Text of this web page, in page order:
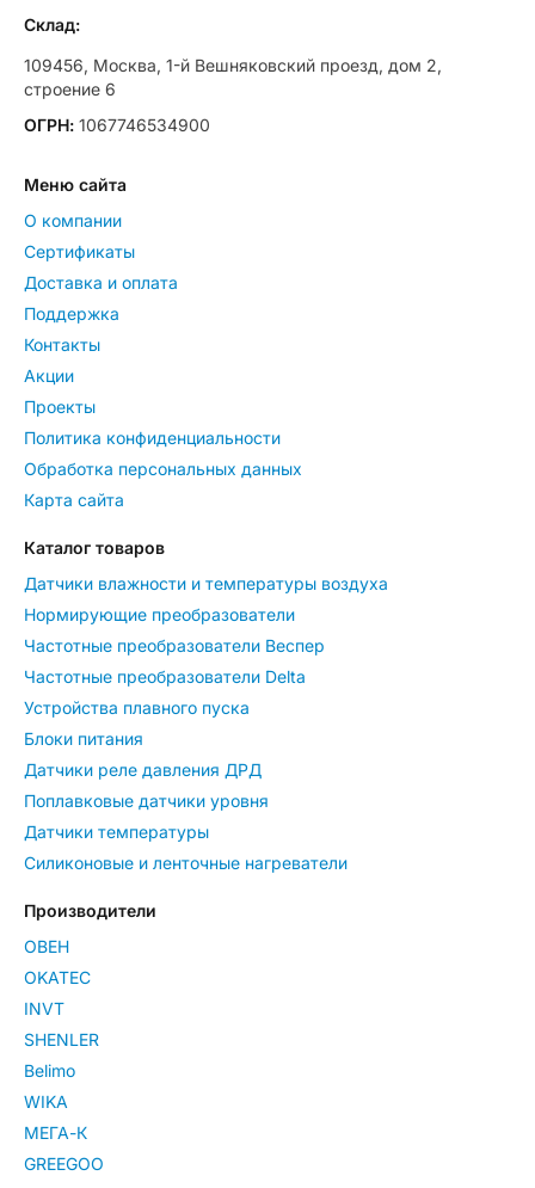
Склад:
109456, Москва, 1-й Вешняковский проезд, дом 2,
строение 6
ОГРН: 1067746534900
Меню сайта
О компании
Сертификаты
Доставка и оплата
Поддержка
Контакты
Акции
Проекты
Политика конфиденциальности
Обработка персональных данных
Карта сайта
Каталог товаров
Датчики влажности и температуры воздуха
Нормирующие преобразователи
Частотные преобразователи Веспер
Частотные преобразователи Delta
Устройства плавного пуска
Блоки питания
Датчики реле давления ДРД
Поплавковые датчики уровня
Датчики температуры
Силиконовые и ленточные нагреватели
Производители
ОВЕН
OKATEC
INVT
SHENLER
Belimo
WIKA
МЕГА-К
GREEGOO